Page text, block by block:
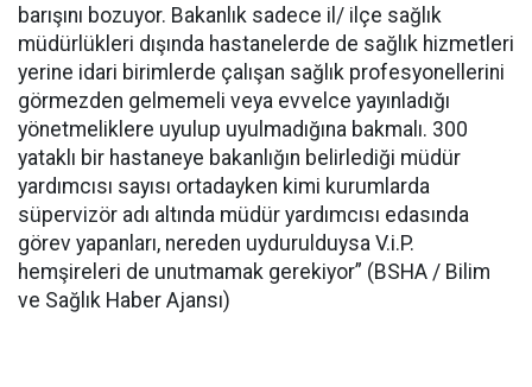
barışını bozuyor. Bakanlık sadece il/ ilçe sağlık
müdürlükleri dışında hastanelerde de sağlık hizmetleri
yerine idari birimlerde çalışan sağlık profesyonellerini
görmezden gelmemeli veya evvelce yayınladığı
yönetmeliklere uyulup uyulmadığına bakmalı. 300
yataklı bir hastaneye bakanlığın belirlediği müdür
yardımcısı sayısı ortadayken kimi kurumlarda
süpervizör adı altında müdür yardımcısı edasında
görev yapanları, nereden uydurulduysa V.i.P.
hemşireleri de unutmamak gerekiyor” (BSHA / Bilim
ve Sağlık Haber Ajansı)